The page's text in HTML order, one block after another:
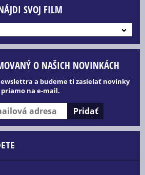
SVOJ FILM
O NAŠICH NOVINKÁCH
a budeme ti zasielať novinky
priamo na e-mail.